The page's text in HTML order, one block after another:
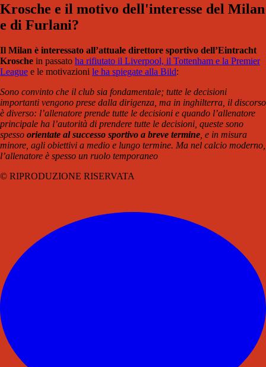
Krosche e il motivo dell'interesse del Milan
e di Furlani?
Il Milan è interessato all’attuale direttore sportivo dell’Eintracht
Krosche in passato ha rifiutato il Liverpool, il Tottenham e la Premier
League e le motivazioni le ha spiegate alla Bild:
Sono convinto che il club sia fondamentale; tutte le decisioni
importanti vengono prese dalla dirigenza, ma in inghilterra, il discorso
è diverso: l’allenatore prende tutte le decisioni e quando l’allenatore
principale ha l’autorità di prendere tutte le decisioni, queste sono
spesso orientate al successo sportivo a breve termine , e in misura
minore, agli obiettivi a medio e lungo termine. Ma nel calcio moderno,
l’allenatore è spesso un ruolo temporaneo
© RIPRODUZIONE RISERVATA